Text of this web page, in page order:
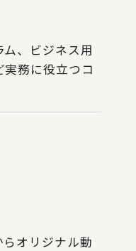
、ビジネス用
務に役立つコ
オリジナル動